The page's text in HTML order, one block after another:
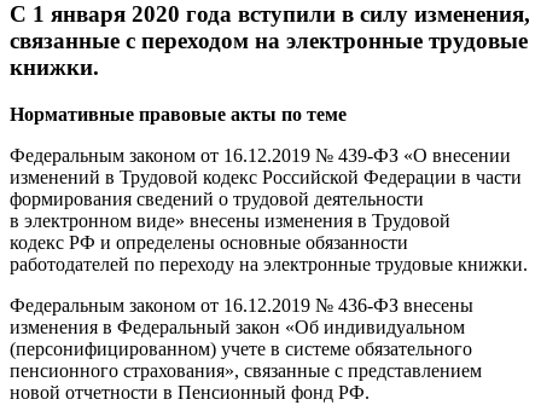
С 1 января 2020 года вступили в силу изменения,
связанные с переходом на электронные трудовые
книжки.
Нормативные правовые акты по теме
Федеральным законом от 16.12.2019 № 439-ФЗ «О внесении
изменений в Трудовой кодекс Российской Федерации в части
формирования сведений о трудовой деятельности
в электронном виде» внесены изменения в Трудовой
кодекс РФ и определены основные обязанности
работодателей по переходу на электронные трудовые книжки.
Федеральным законом от 16.12.2019 № 436-ФЗ внесены
изменения в Федеральный закон «Об индивидуальном
(персонифицированном) учете в системе обязательного
пенсионного страхования», связанные с представлением
новой отчетности в Пенсионный фонд РФ.